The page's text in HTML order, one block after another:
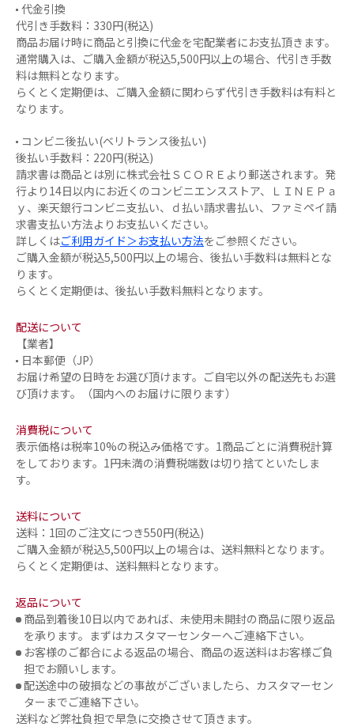
代金引換
代引き手数料：330円(税込)
商品お届け時に商品と引換に代金を宅配業者にお支払頂きます。
通常購入は、ご購入金額が税込5,500円以上の場合、代引き手数
料は無料となります。
らくとく定期便は、ご購入金額に関わらず代引き手数料は有料と
なります。
コンビニ後払い(ベリトランス後払い)
後払い手数料：220円(税込)
請求書は商品とは別に株式会社ＳＣＯＲＥより郵送されます。発
行より14日以内にお近くのコンビニエンスストア、ＬＩＮＥＰａ
ｙ、楽天銀行コンビニ支払い、ｄ払い請求書払い、ファミペイ請
求書支払い方法よりお支払いください。
詳しくはご利用ガイド＞お支払い方法をご参照ください。
ご購入金額が税込5,500円以上の場合、後払い手数料は無料とな
ります。
らくとく定期便は、後払い手数料無料となります。
配送について
【業者】
日本郵便（JP）
お届け希望の日時をお選び頂けます。ご自宅以外の配送先もお選
び頂けます。（国内へのお届けに限ります）
消費税について
表示価格は税率10%の税込み価格です。1商品ごとに消費税計算
をしております。1円未満の消費税端数は切り捨てといたしま
す。
送料について
送料：1回のご注文につき550円(税込)
ご購入金額が税込5,500円以上の場合は、送料無料となります。
らくとく定期便は、送料無料となります。
返品について
商品到着後10日以内であれば、未使用未開封の商品に限り返品
を承ります。まずはカスタマーセンターへご連絡下さい。
お客様のご都合による返品の場合、商品の返送料はお客様ご負
担でお願いします。
配送途中の破損などの事故がございましたら、カスタマーセン
ターまでご連絡下さい。
送料など弊社負担で早急に交換させて頂きます。